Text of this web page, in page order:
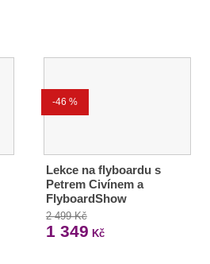
-46 %
Lekce na flyboardu s
Petrem Civínem a
FlyboardShow
2 499 Kč
1 349 Kč